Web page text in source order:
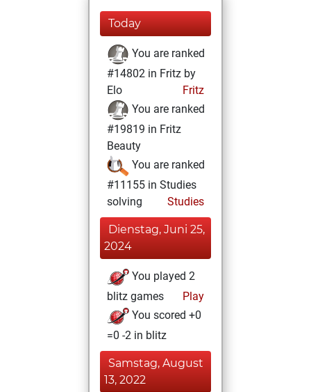
Today
You are ranked
#14802 in Fritz by
Elo
Fritz
You are ranked
#19819 in Fritz
Beauty
You are ranked
#11155 in Studies
solving
Studies
Dienstag, Juni 25,
2024
You played 2
blitz games
Play
You scored +0
=0 -2 in blitz
Samstag, August
13, 2022